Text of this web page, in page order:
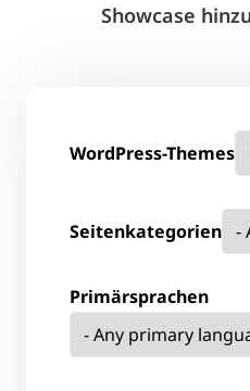
Showcase
WordPress-Themes
Seitenkategorien
Primärsprachen